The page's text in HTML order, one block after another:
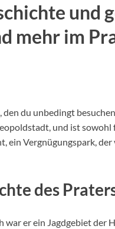
und
mehr im
du unbedingt
und ist
ein Vergnügungspark, der
des
er ein Jagdgebiet der